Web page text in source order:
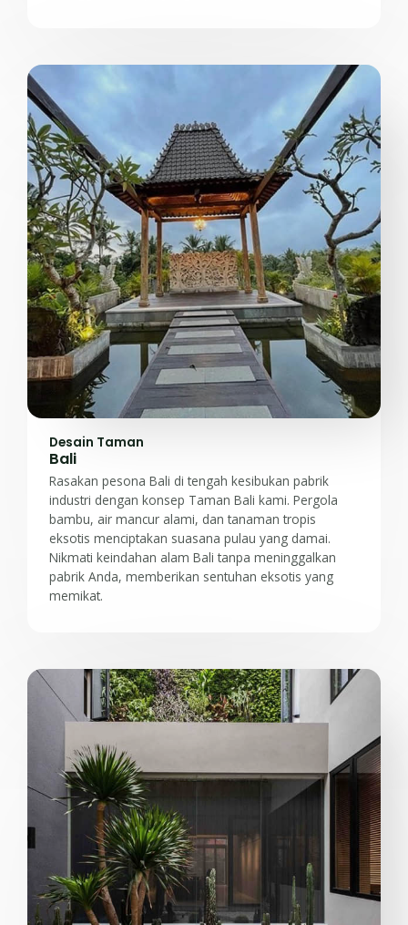
Desain Taman
Bali
Rasakan pesona Bali di tengah kesibukan pabrik
industri dengan konsep Taman Bali kami. Pergola
bambu, air mancur alami, dan tanaman tropis
eksotis menciptakan suasana pulau yang damai.
Nikmati keindahan alam Bali tanpa meninggalkan
pabrik Anda, memberikan sentuhan eksotis yang
memikat.